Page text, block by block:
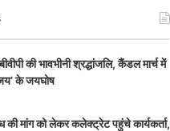
की भावभीनी श्रद्धांजलि, कैंडल मार्च में
के जयघोष
की मांग को लेकर कलेक्ट्रेट पहुंचे कार्यकर्ता,